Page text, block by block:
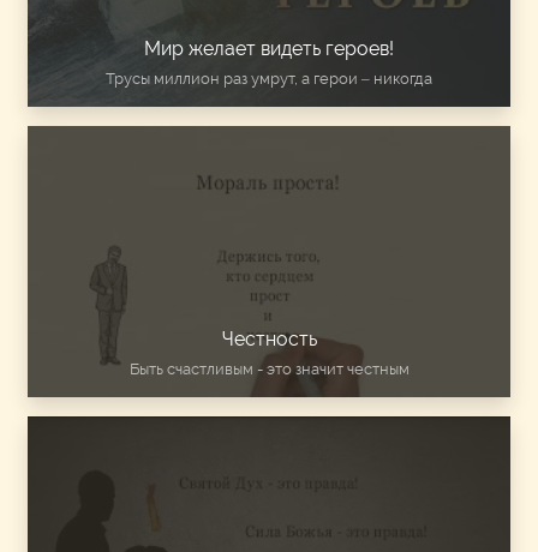
Мир желает видеть героев!
Трусы миллион раз умрут, а герои – никогда
Честность
Быть счастливым - это значит честным